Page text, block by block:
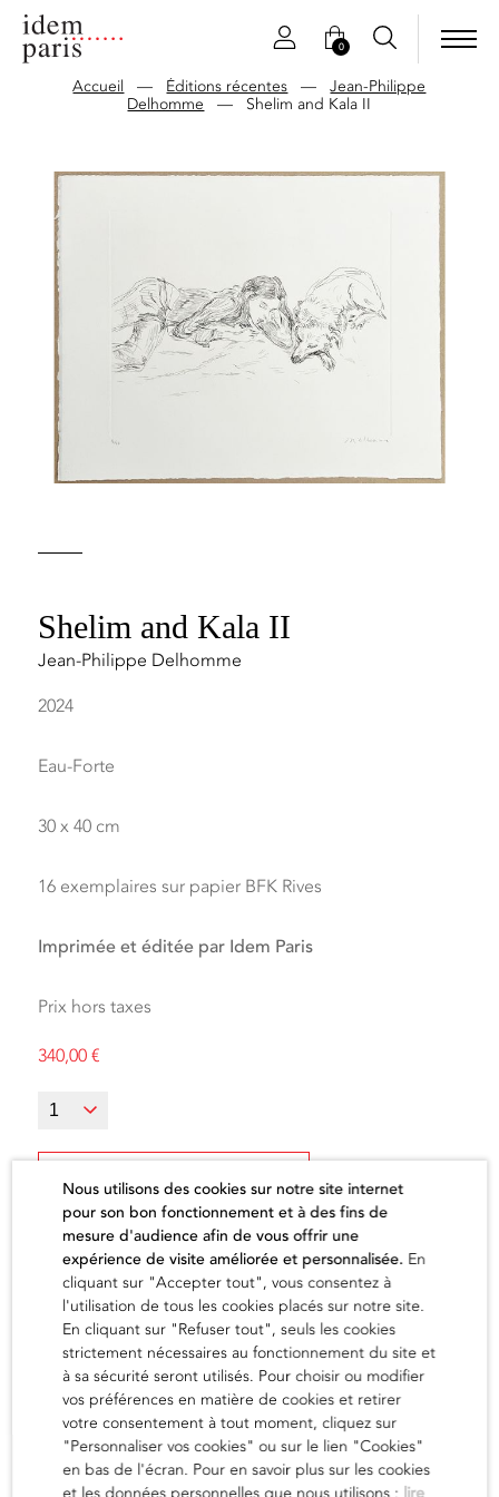
0
Accueil — Éditions récentes —Jean-Philippe
Delhomme — Shelim and Kala II
Shelim and Kala II
Jean-Philippe Delhomme
2024
Eau-Forte
30 x 40 cm
16 exemplaires sur papier BFK Rives
Imprimée et éditée par Idem Paris
Prix hors taxes
340,00€
Ajouter au panier
L'artiste
en savoir
Nous utilisons des cookies sur notre site internet
pour son bon fonctionnement et à des fins de
mesure d'audience afin de vous offrir une
expérience de visite améliorée et personnalisée. En
cliquant sur "Accepter tout", vous consentez à
l'utilisation de tous les cookies placés sur notre site.
En cliquant sur "Refuser tout", seuls les cookies
strictement nécessaires au fonctionnement du site et
à sa sécurité seront utilisés. Pour choisir ou modifier
vos préférences en matière de cookies et retirer
votre consentement à tout moment, cliquez sur
"Personnaliser vos cookies" ou sur le lien "Cookies"
en bas de l'écran. Pour en savoir plus sur les cookies